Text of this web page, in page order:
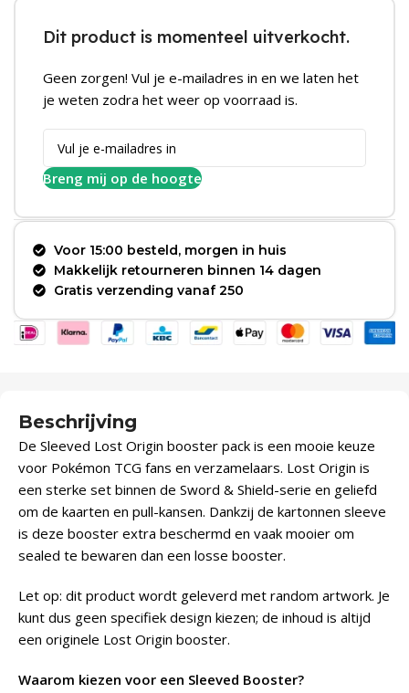
Dit product is momenteel uitverkocht.
Geen zorgen! Vul je e-mailadres in en we laten het
je weten zodra het weer op voorraad is.
Breng mij op de hoogte
Voor 15:00 besteld, morgen in huis
Makkelijk retourneren binnen 14 dagen
Gratis verzending vanaf 250
Beschrijving
De Sleeved Lost Origin booster pack is een mooie keuze
voor Pokémon TCG fans en verzamelaars. Lost Origin is
een sterke set binnen de Sword & Shield-serie en geliefd
om de kaarten en pull-kansen. Dankzij de kartonnen sleeve
is deze booster extra beschermd en vaak mooier om
sealed te bewaren dan een losse booster.
Let op: dit product wordt geleverd met random artwork. Je
kunt dus geen specifiek design kiezen; de inhoud is altijd
een originele Lost Origin booster.
Waarom kiezen voor een Sleeved Booster?